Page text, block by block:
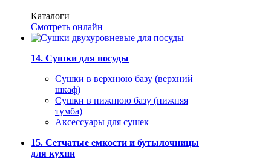
Каталоги
Смотреть онлайн
14. Сушки для посуды
Сушки в верхнюю базу (верхний
шкаф)
Сушки в нижнюю базу (нижняя
тумба)
Аксессуары для сушек
15. Сетчатые емкости и бутылочницы
для кухни